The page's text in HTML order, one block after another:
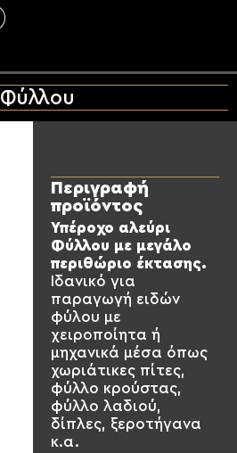
Φύλλου
Περιγραφή
προϊόντος
Υπέροχο αλεύρι
Φύλλου με μεγάλο
περιθώριο έκτασης.
Ιδανικό για
παραγωγή ειδών
φύλου με
χειροποίητα ή
μηχανικά μέσα όπως
χωριάτικες πίτες,
φύλλο κρούστας,
φύλλο λαδιού,
δίπλες, ξεροτήγανα
κ.α.